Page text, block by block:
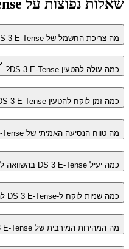
שאלות נפוצות על
מה צריכת החשמל של DS 3 E-Tense?
כמה עולה להטעין DS 3 E-Tense?
כמה זמן לוקח להטעין DS 3 E-Tense?
מה טווח הנסיעה האמיתי של DS 3 E-Tense?
כמה יעיל DS 3 E-Tense בהשוואה לרכבים חשמליים אחרים?
כמה שניות לוקח ל-DS 3 E-Tense להגיע ל-100 קמ"ש?
מה המהירות המירבית של DS 3 E-Tense?